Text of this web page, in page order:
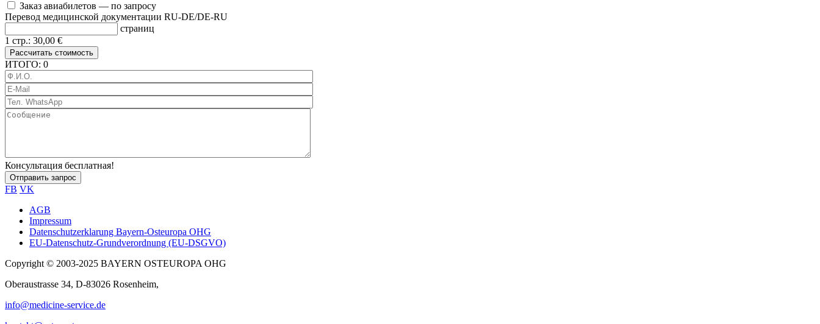
Заказ авиабилетов — по запросу
Перевод медицинской документации RU-DE/DE-RU
страниц
1 стр.: 30,00 €
Рассчитать стоимость
ИТОГО: 0
Ф.И.О.
E-
Mail
Тел.
WhatsApp
Сообщение
Консультация бесплатная!
FB VK
Sub
footer
AGB
Impressum
Datenschutzerklarung Bayern-Osteuropa OHG
EU-Datenschutz-Grundverordnung (EU-DSGVO)
Copyright © 2003-2025 BAYERN OSTEUROPA OHG
Oberaustrasse 34, D-83026 Rosenheim,
info@medicine-service.de